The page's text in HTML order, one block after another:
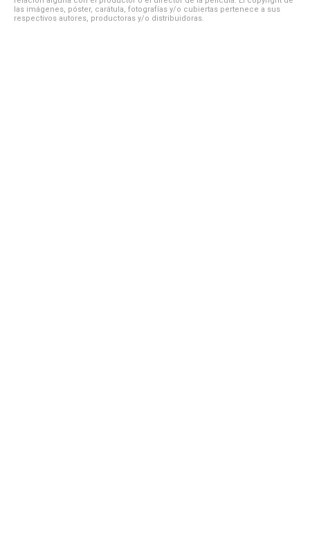
las imágenes, póster, carátula, fotografías y/o cubiertas pertenece a sus
respectivos autores, productoras y/o distribuidoras.